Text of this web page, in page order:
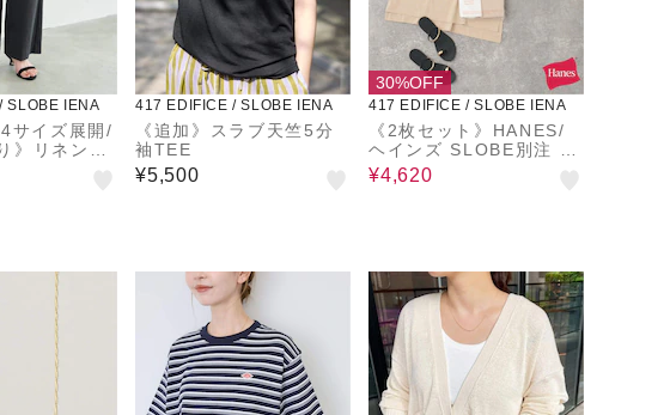
SLOBE IENA
4サイズ展開/
》リネンmi
ンツ
417 EDIFICE / SLOBE IENA
《追加》スラブ天竺5分
袖TEE
¥5,500
30%OFF
417 EDIFICE / SLOBE IENA
《2枚セット》HANES/
ヘインズ SLOBE別注 2
STYLES PACK TEE
¥4,620